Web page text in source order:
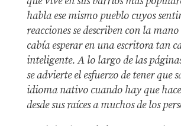
habla ese mismo pueblo cuyos
reacciones se describen con la
cabía esperar en una escritora tan
inteligente. A lo largo de las
se advierte el esfuerzo de tener que
idioma nativo cuando hay que
desde sus raíces a muchos de los